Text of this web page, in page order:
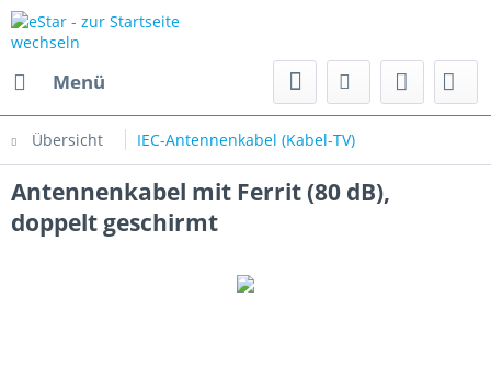
Menü
Übersicht IEC-Antennenkabel (Kabel-TV)
Antennenkabel mit Ferrit (80 dB),
doppelt geschirmt